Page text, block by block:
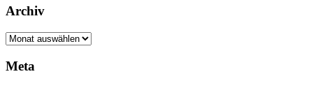
Archiv
Archiv
Meta